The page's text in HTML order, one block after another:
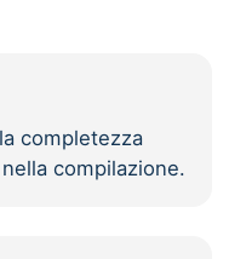
completezza
compilazione.